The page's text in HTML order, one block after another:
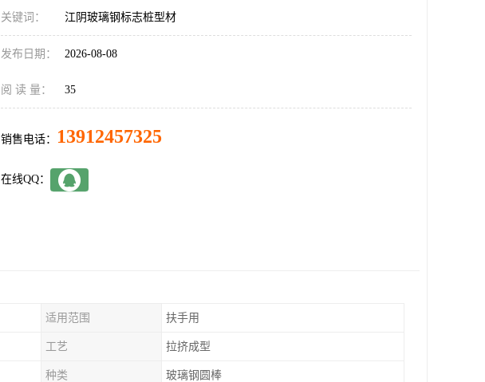
关键词： 江阴玻璃钢标志桩型材
发布日期： 2026-08-08
阅 读 量： 35
销售电话： 13912457325
在线QQ：
适用范围 扶手用
工艺 拉挤成型
种类 玻璃钢圆棒